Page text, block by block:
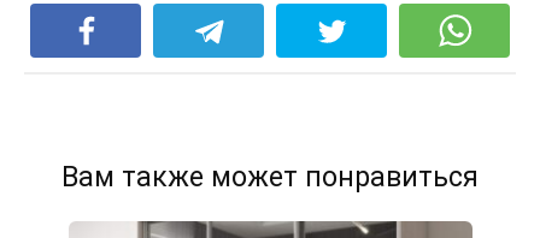
Вам также может понравиться